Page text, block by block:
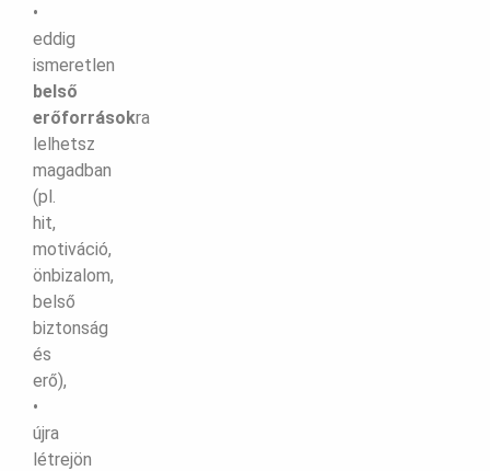
•
eddig
ismeretlen
belső
erőforrásokra
lelhetsz
magadban
(pl.
hit,
motiváció,
önbizalom,
belső
biztonság
és
erő),
•
újra
létrejön